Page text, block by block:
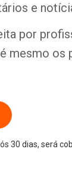
e
por
mesmo os
30 dias, será